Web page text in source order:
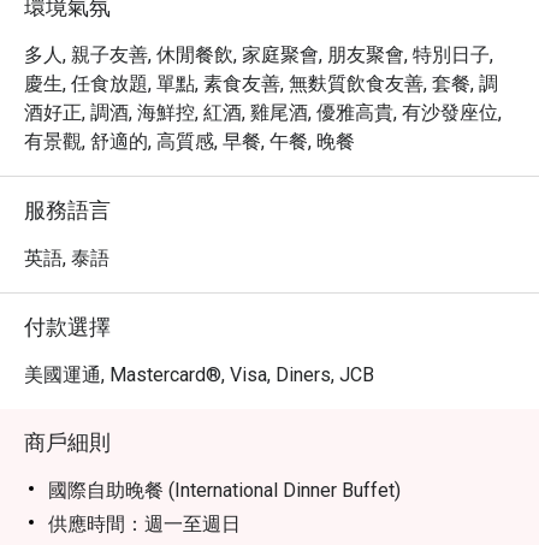
環境氣氛
多人, 親子友善, 休閒餐飲, 家庭聚會, 朋友聚會, 特別日子,
慶生, 任食放題, 單點, 素食友善, 無麩質飲食友善, 套餐, 調
酒好正, 調酒, 海鮮控, 紅酒, 雞尾酒, 優雅高貴, 有沙發座位,
有景觀, 舒適的, 高質感, 早餐, 午餐, 晚餐
服務語言
英語, 泰語
付款選擇
美國運通, Mastercard®, Visa, Diners, JCB
商戶細則
國際自助晚餐 (International Dinner Buffet)
供應時間：週一至週日